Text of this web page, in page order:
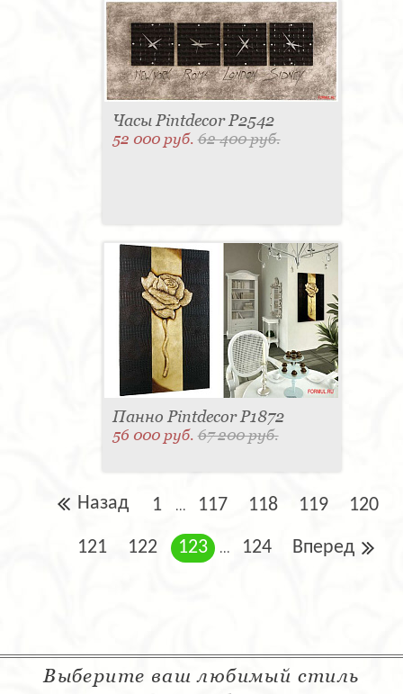
Часы Pintdecor P2542
52 000 руб.62 400 руб.
Панно Pintdecor P1872
56 000 руб.67 200 руб.
Назад 1 ... 117 118 119 120
121 122 123 ... 124 Вперед
Выберите ваш любимый стиль